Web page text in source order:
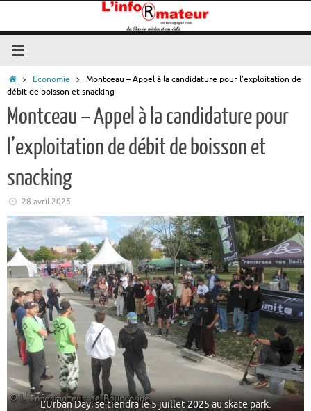
contenu
AccueilEconomie
Montceau – Appel à la candidature pour l’exploitation de
débit de boisson et snacking
Montceau – Appel à la candidature pour
l’exploitation de débit de boisson et
snacking
28 avril 2025
L’Urban Day, se tiendra le 5 juillet 2025 au skate park.